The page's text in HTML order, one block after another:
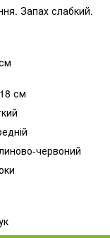
Запах слабкий.
см
червоний